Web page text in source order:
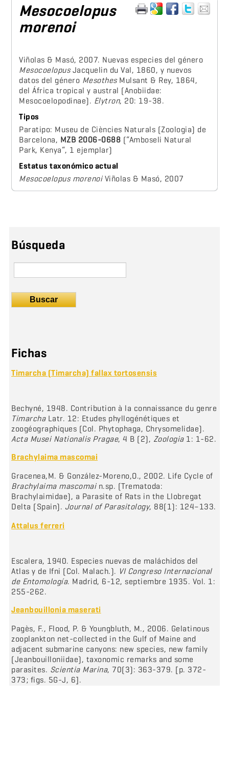
Mesocoelopus
morenoi
Viñolas & Masó, 2007. Nuevas especies del género
MesocoelopusJacquelin du Val, 1860, y nuevos
datos del género MesothesMulsant & Rey, 1864,
del África tropical y austral (Anobiidae:
Mesocoelopodinae). Elytron, 20: 19-38.
Tipos
Paratipo: Museu de Ciències Naturals (Zoologia) de
Barcelona, MZB 2006-0688 (“Amboseli Natural
Park, Kenya“, 1 ejemplar)
Estatus taxonómico actual
Mesocoelopus morenoiViñolas & Masó, 2007
Búsqueda
Buscar
Fichas
Timarcha (Timarcha) fallax tortosensis
Bechyné, 1948. Contribution à la connaissance du genre
TimarchaLatr. 12: Etudes phyllogénétiques et
zoogéographiques (Col. Phytophaga, Chrysomelidae).
Acta Musei Nationalis Pragae, 4 B (2), Zoologia1: 1-62.
Brachylaima mascomai
Gracenea,M. & González-Moreno,O., 2002. Life Cycle of
Brachylaima mascomain.sp. (Trematoda:
Brachylaimidae), a Parasite of Rats in the Llobregat
Delta (Spain). Journal of Parasitology, 88(1): 124–133.
Attalus ferreri
Escalera, 1940. Especies nuevas de maláchidos del
Atlas y de Ifni (Col. Malach.). VI Congreso Internacional
de Entomología. Madrid, 6-12, septiembre 1935. Vol. 1:
255-262.
Jeanbouillonia maserati
Pagès, F., Flood, P. & Youngbluth, M., 2006. Gelatinous
zooplankton net-collected in the Gulf of Maine and
adjacent submarine canyons: new species, new family
(Jeanbouilloniidae), taxonomic remarks and some
parasites. Scientia Marina, 70(3): 363-379. [p. 372-
373; figs. 5G-J, 6].